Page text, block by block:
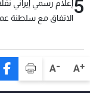
A+
A-
5إعلام رسمي إيراني
الاتفاق مع سلطنة